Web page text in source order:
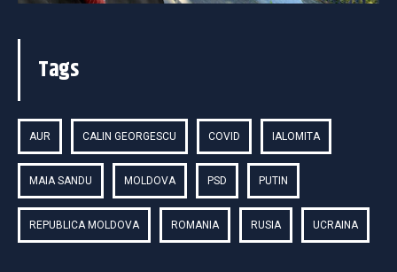
Tags
AUR CALIN GEORGESCU COVID IALOMITA
MAIA SANDU MOLDOVA PSD PUTIN
REPUBLICA MOLDOVA ROMANIA RUSIA UCRAINA